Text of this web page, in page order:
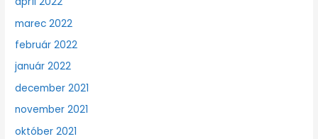
marec 2022
február 2022
január 2022
december 2021
november 2021
október 2021